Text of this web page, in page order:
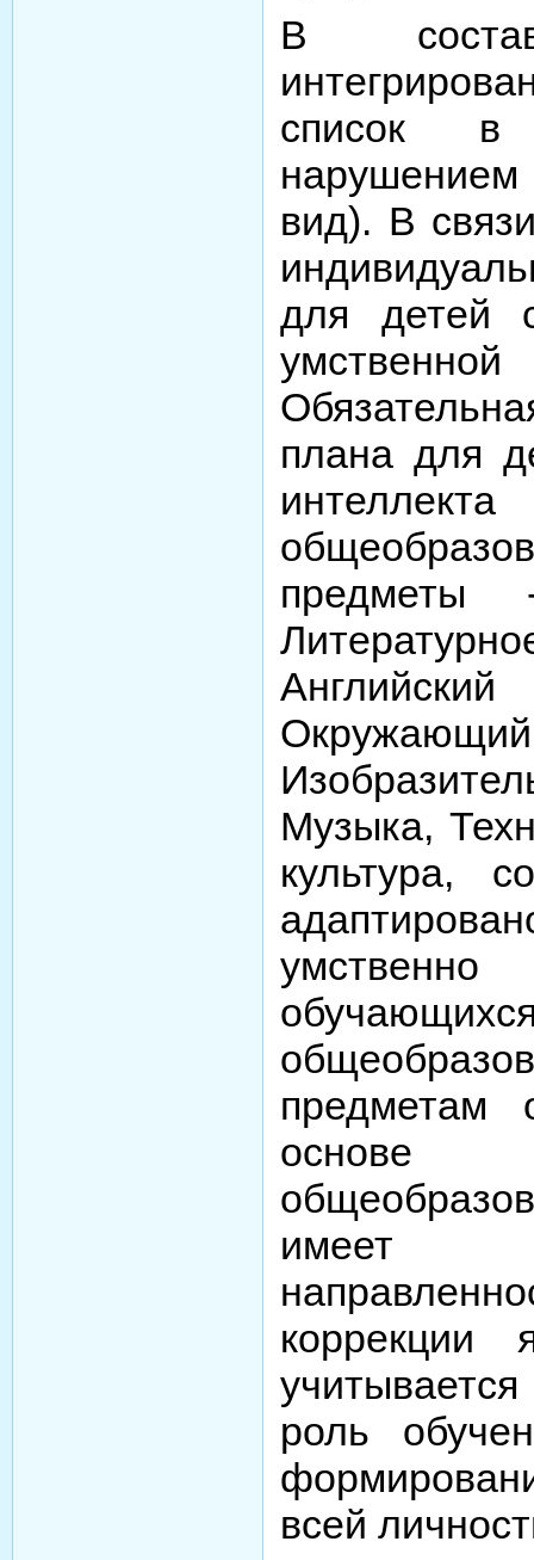
В
список в
вид). В
для детей
плана для
предметы
Музыка,
культура,
предметам
основе
имеет
коррекции
роль
всей